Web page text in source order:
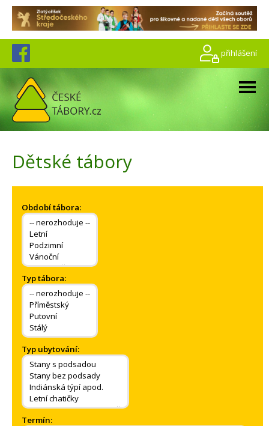
přihlášení
Dětské tábory
Období tábora:
Typ tábora:
Typ ubytování:
Termín: